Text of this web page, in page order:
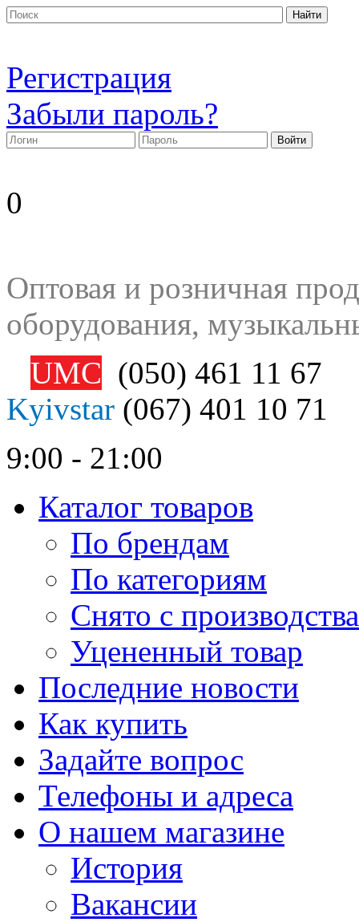
Регистрация
Забыли пароль?
0
Оптовая и розничная
оборудования,
UMC (050) 461 11 67
Kyivstar (067) 401 10 71
9:00 - 21:00
Каталог товаров
По брендам
По категориям
Снято с производства
Уцененный товар
Последние новости
Как купить
Задайте вопрос
Телефоны и адреса
О нашем магазине
История
Вакансии